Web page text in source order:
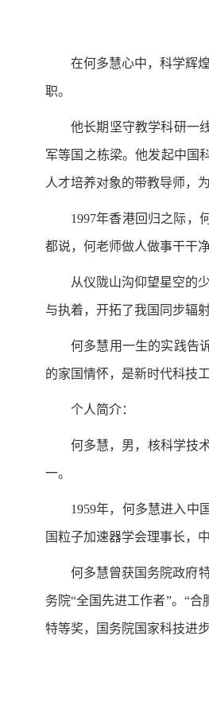
在何多慧心中，科学辉
职。
他长期坚守教学科研一
军等国之栋梁。他发起中国
人才培养对象的带教导师，
1997年香港回归之际，
都说，何老师做人做事干干
从仪陇山沟仰望星空的
与执着，开拓了我国同步辐
何多慧用一生的实践告
的家国情怀，是新时代科技
个人简介：
何多慧，男，核科学技
一。
1959年，何多慧进入中
国粒子加速器学会理事长，
何多慧曾获国务院政府
务院“全国先进工作者”。“
特等奖，国务院国家科技进步